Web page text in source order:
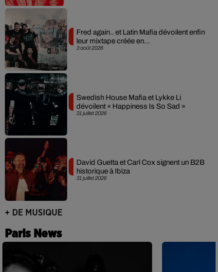
3 août 2026
Fred again.. et Latin Mafia dévoilent enfin
leur mixtape créée en...
31 juillet 2026
Swedish House Mafia et Lykke Li
dévoilent « Happiness Is So Sad »
31 juillet 2026
David Guetta et Carl Cox signent un B2B
historique à Ibiza
+ DE MUSIQUE
Paris News